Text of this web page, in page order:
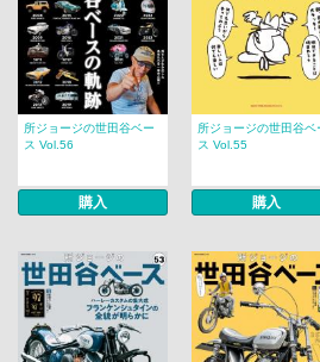
所ジョージの世田谷ベー
ス Vol.56
購入
所ジョージの世田谷ベ
ス Vol.55
購入